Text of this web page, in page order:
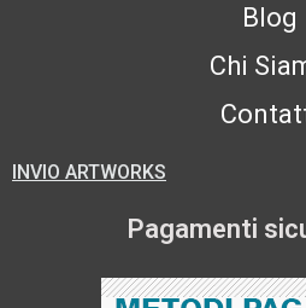
Blog
Chi
INVIO ARTWORKS
Pagamenti